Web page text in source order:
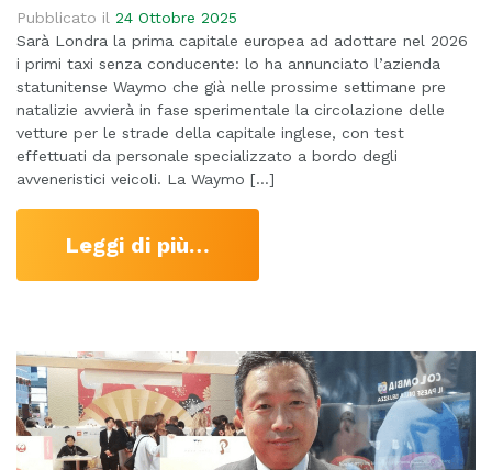
Pubblicato il 24 Ottobre 2025
Sarà Londra la prima capitale europea ad adottare nel 2026
i primi taxi senza conducente: lo ha annunciato l’azienda
statunitense Waymo che già nelle prossime settimane pre
natalizie avvierà in fase sperimentale la circolazione delle
vetture per le strade della capitale inglese, con test
effettuati da personale specializzato a bordo degli
avveneristici veicoli. La Waymo […]
Leggi di più…